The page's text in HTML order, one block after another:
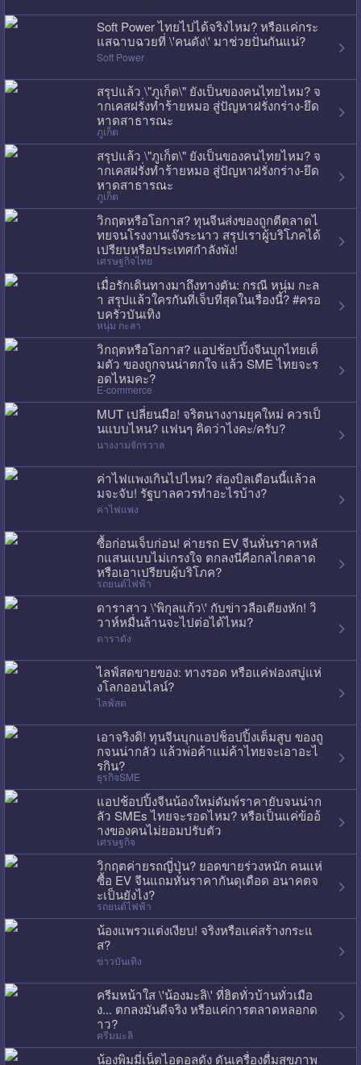
Soft Power ไทยไปได้จริงไหม? หรือแค่กระ
แสฉาบฉวยที่ \'คนดัง\' มาช่วยปั่นกันแน่?
Soft Power
สรุปแล้ว \"ภูเก็ต\" ยังเป็นของคนไทยไหม? จ
ากเคสฝรั่งทำร้ายหมอ สู่ปัญหาฝรั่งกร่าง-ยึด
หาดสาธารณะ
ภูเก็ต
สรุปแล้ว \"ภูเก็ต\" ยังเป็นของคนไทยไหม? จ
ากเคสฝรั่งทำร้ายหมอ สู่ปัญหาฝรั่งกร่าง-ยึด
หาดสาธารณะ
ภูเก็ต
วิกฤตหรือโอกาส? ทุนจีนส่งของถูกตีตลาดไ
ทยจนโรงงานเจ๊งระนาว สรุปเราผู้บริโภคได้
เปรียบหรือประเทศกำลังพัง!
เศรษฐกิจไทย
เมื่อรักเดินทางมาถึงทางตัน: กรณี หนุ่ม กะล
า สรุปแล้วใครกันที่เจ็บที่สุดในเรื่องนี้? #ครอ
บครัวบันเทิง
หนุ่ม กะลา
วิกฤตหรือโอกาส? แอปช้อปปิ้งจีนบุกไทยเต็
มตัว ของถูกจนน่าตกใจ แล้ว SME ไทยจะร
อดไหมคะ?
E-commerce
MUT เปลี่ยนมือ! จริตนางงามยุคใหม่ ควรเป็
นแบบไหน? แฟนๆ คิดว่าไงคะ/ครับ?
นางงามจักรวาล
ค่าไฟแพงเกินไปไหม? ส่องบิลเดือนนี้แล้วล
มจะจับ! รัฐบาลควรทำอะไรบ้าง?
ค่าไฟแพง
ซื้อก่อนเจ็บก่อน! ค่ายรถ EV จีนหั่นราคาหลั
กแสนแบบไม่เกรงใจ ตกลงนี่คือกลไกตลาด
หรือเอาเปรียบผู้บริโภค?
รถยนต์ไฟฟ้า
ดาราสาว \'พิกุลแก้ว\' กับข่าวลือเตียงหัก! วิ
วาห์หมื่นล้านจะไปต่อได้ไหม?
ดาราดัง
ไลฟ์สดขายของ: ทางรอด หรือแค่ฟองสบู่แห่
งโลกออนไลน์?
ไลฟ์สด
เอาจริงดิ! ทุนจีนบุกแอปช็อปปิ้งเต็มสูบ ของถู
กจนน่ากลัว แล้วพ่อค้าแม่ค้าไทยจะเอาอะไ
รกิน?
ธุรกิจSME
แอปช้อปปิ้งจีนน้องใหม่ดัมพ์ราคายับจนน่าก
ลัว SMEs ไทยจะรอดไหม? หรือเป็นแค่ข้ออ้
างของคนไม่ยอมปรับตัว
เศรษฐกิจ
วิกฤตค่ายรถญี่ปุ่น? ยอดขายร่วงหนัก คนแห่
ซื้อ EV จีนแถมหั่นราคากันดุเดือด อนาคตจ
ะเป็นยังไง?
รถยนต์ไฟฟ้า
น้องแพรวแต่งเงียบ! จริงหรือแค่สร้างกระแ
ส?
ข่าวบันเทิง
ครีมหน้าใส \'น้องมะลิ\' ที่ฮิตทั่วบ้านทั่วเมือ
ง... ตกลงมันดีจริง หรือแค่การตลาดหลอกด
าว?
ครีมมะลิ
น้องพิมมี่เน็ตไอดอลดัง ดันเครื่องดื่มสุขภาพ